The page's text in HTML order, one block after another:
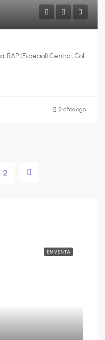
Arbeláez, Sumapaz, Cundinamarca, RAP (Especial) Central, Colombia
2 años ago
2
EN VENTA